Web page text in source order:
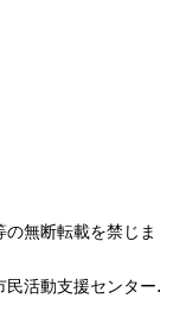
無断転載を禁じま
活動支援センター.